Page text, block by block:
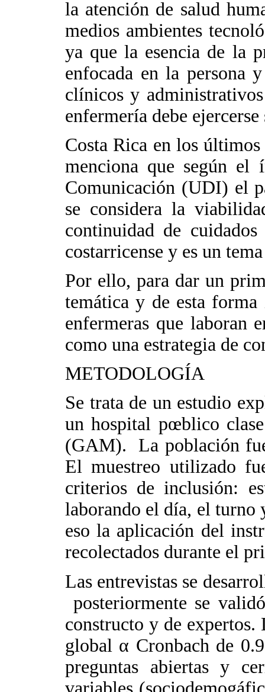
la atención de salud
medios ambientes
ya que la esencia de la
enfocada en la persona
clínicos y
enfermería debe
Costa Rica en los
menciona que según
Comunicación (UDI) el
se considera la
continuidad de
costarricense y es un
Por ello, para dar un
temática y de esta
enfermeras que laboran
como una estrategia de
METODOLOGÍA
Se trata de un estudio
un hospital pœblico
(GAM). La población
El muestreo utilizado
criterios de inclusión:
laborando el día, el turno
eso la aplicación del
recolectados durante el
Las entrevistas se
posteriormente se
constructo y de
global α Cronbach de
preguntas abiertas y